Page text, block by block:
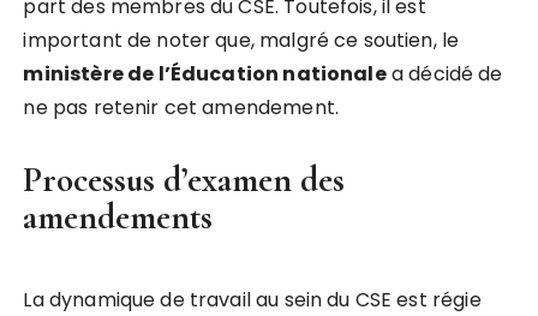
part des membres du CSE. Toutefois, il est
important de noter que, malgré ce soutien, le
ministèrede l’Éducation nationalea décidé de
ne pas retenir cet amendement.
Processus d’examen des
amendements
La dynamique de travail au sein du CSE est régie